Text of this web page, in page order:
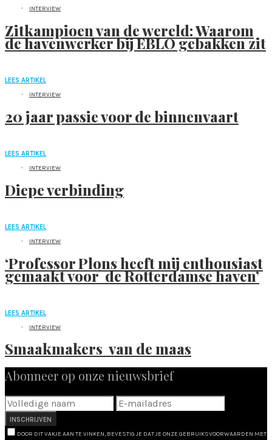
INTERVIEW
Zitkampioen van de wereld: Waarom
de havenwerker bij EBLO gebakken zit
LEES ARTIKEL
INTERVIEW
20 jaar passie voor de binnenvaart
LEES ARTIKEL
INTERVIEW
Diepe verbinding
LEES ARTIKEL
INTERVIEW
‘Professor Plons heeft mij enthousiast
gemaakt voor de Rotterdamse haven’
LEES ARTIKEL
INTERVIEW
Smaakmakers van de maas
Abonneer op onze nieuwsbrief
INSCHRIJVEN
DOOR DIT VAKJE AAN TE VINKEN, BEVESTIG JE DAT JE ONZE GEBRUIKSVOORWAARDEN MET